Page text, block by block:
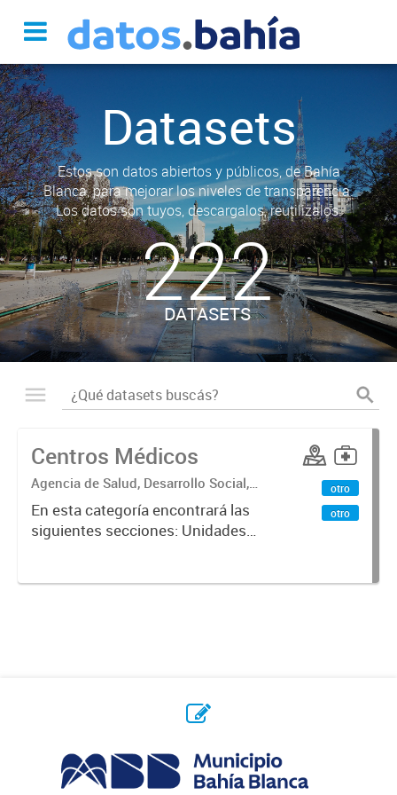
Datasets
Estos son datos abiertos y públicos, de Bahía
Blanca, para mejorar los niveles de transparencia.
Los datos son tuyos, descargalos, reutilizalos.
222
DATASETS
Centros Médicos
Agencia de Salud, Desarrollo Social,
Ambiente y Hábitat
En esta categoría encontrará las
siguientes secciones: Unidades
Respiratorios,
otro
otro